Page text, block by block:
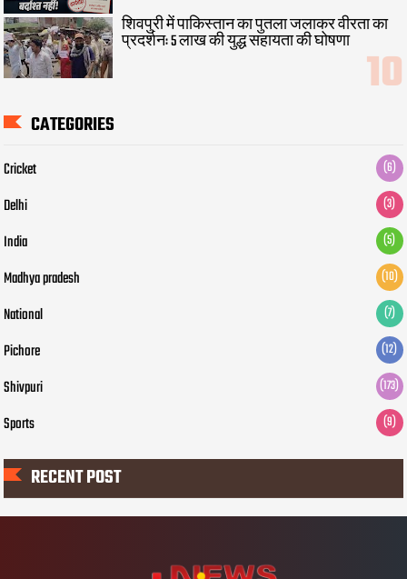
शिवपुरी में पाकिस्तान का पुतला जलाकर वीरता का
प्रदर्शन: 5 लाख की युद्ध सहायता की घोषणा
CATEGORIES
Cricket (6)
Delhi (3)
India (5)
Madhya pradesh (10)
National (7)
Pichore (12)
Shivpuri (173)
Sports (9)
RECENT POST